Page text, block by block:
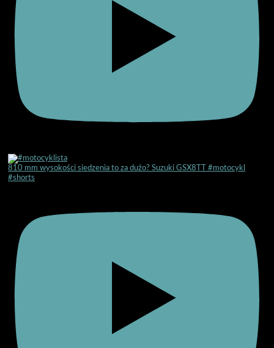
810 mm wysokości siedzenia to za dużo? Suzuki GSX8TT #motocykl
#shorts